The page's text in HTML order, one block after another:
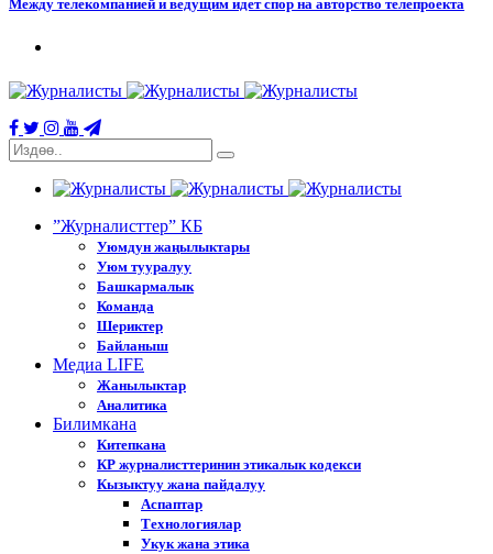
Между телекомпанией и ведущим идет спор на авторство телепроекта
”Журналисттер” КБ
Уюмдун жаңылыктары
Уюм тууралуу
Башкармалык
Команда
Шериктер
Байланыш
Медиа LIFE
Жанылыктар
Аналитика
Билимкана
Китепкана
КР журналисттеринин этикалык кодекси
Кызыктуу жана пайдалуу
Аспаптар
Технологиялар
Укук жана этика